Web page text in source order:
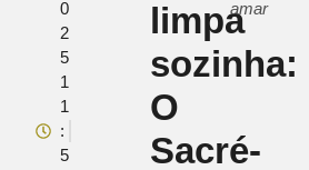
0
2
5
1
1
:
5
limpa
sozinha:
O
Sacré-
amar